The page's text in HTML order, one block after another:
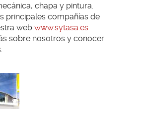
chapa y pintura.
principales compañías de
web www.sytasa.es
sobre nosotros y conocer